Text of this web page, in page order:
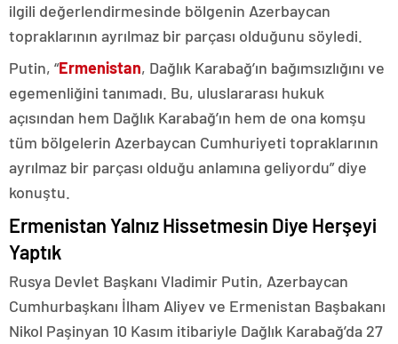
ilgili değerlendirmesinde bölgenin Azerbaycan
topraklarının ayrılmaz bir parçası olduğunu söyledi.
Putin, “Ermenistan, Dağlık Karabağ’ın bağımsızlığını ve
egemenliğini tanımadı. Bu, uluslararası hukuk
açısından hem Dağlık Karabağ’ın hem de ona komşu
tüm bölgelerin Azerbaycan Cumhuriyeti topraklarının
ayrılmaz bir parçası olduğu anlamına geliyordu” diye
konuştu.
Ermenistan Yalnız Hissetmesin Diye Herşeyi
Yaptık
Rusya Devlet Başkanı Vladimir Putin, Azerbaycan
Cumhurbaşkanı İlham Aliyev ve Ermenistan Başbakanı
Nikol Paşinyan 10 Kasım itibariyle Dağlık Karabağ’da 27